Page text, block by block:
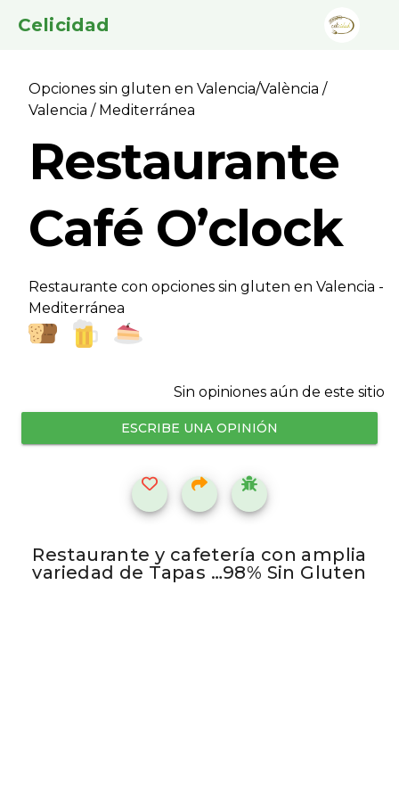
Celicidad
Opciones sin gluten en Valencia/València /
Valencia / Mediterránea
Restaurante
Café O’clock
Restaurante con opciones sin gluten en Valencia -
Mediterránea
Sin opiniones aún de este sitio
ESCRIBE UNA OPINIÓN
Restaurante y cafetería con amplia
variedad de Tapas …98% Sin Gluten